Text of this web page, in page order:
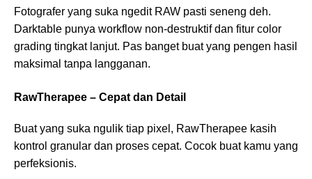
Fotografer yang suka ngedit RAW pasti seneng deh.
Darktable punya workflow non-destruktif dan fitur color
grading tingkat lanjut. Pas banget buat yang pengen hasil
maksimal tanpa langganan.
RawTherapee – Cepat dan Detail
Buat yang suka ngulik tiap pixel, RawTherapee kasih
kontrol granular dan proses cepat. Cocok buat kamu yang
perfeksionis.